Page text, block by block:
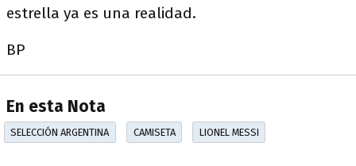
estrella ya es una realidad.
BP
En esta Nota
SELECCIÓN ARGENTINA CAMISETA LIONEL MESSI